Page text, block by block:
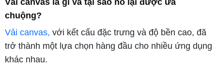
Vải canvas là gì và tại sao nó lại được ưa
chuộng?
Vải canvas, với kết cấu đặc trưng và độ bền cao, đã
trở thành một lựa chọn hàng đầu cho nhiều ứng dụng
khác nhau.